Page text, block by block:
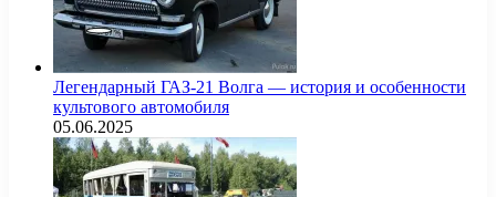
Легендарный ГАЗ-21 Волга — история и особенности
культового автомобиля
05.06.2025